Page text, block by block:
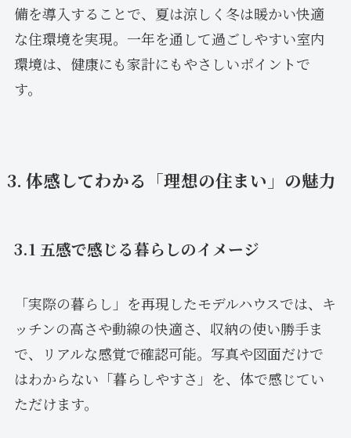
備を導入することで、夏は涼しく冬は暖かい快適
な住環境を実現。一年を通して過ごしやすい室内
環境は、健康にも家計にもやさしいポイントで
す。
3. 体感してわかる「理想の住まい」の魅力
3.1 五感で感じる暮らしのイメージ
「実際の暮らし」を再現したモデルハウスでは、キ
ッチンの高さや動線の快適さ、収納の使い勝手ま
で、リアルな感覚で確認可能。写真や図面だけで
はわからない「暮らしやすさ」を、体で感じてい
ただけます。